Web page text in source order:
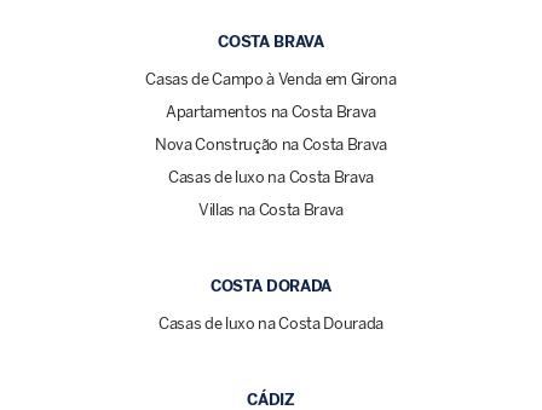
COSTA BRAVA
Casas de Campo à Venda em Girona
Apartamentos na Costa Brava
Nova Construção na Costa Brava
Casas de luxo na Costa Brava
Villas na Costa Brava
COSTA DORADA
Casas de luxo na Costa Dourada
CÁDIZ